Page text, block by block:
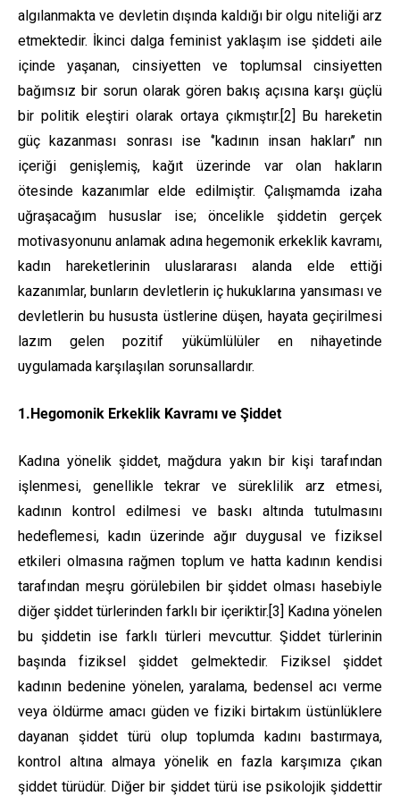
algılanmakta ve devletin dışında kaldığı bir olgu niteliği arz
etmektedir. İkinci dalga feminist yaklaşım ise şiddeti aile
içinde yaşanan, cinsiyetten ve toplumsal cinsiyetten
bağımsız bir sorun olarak gören bakış açısına karşı güçlü
bir politik eleştiri olarak ortaya çıkmıştır.[2] Bu hareketin
güç kazanması sonrası ise ‘’kadının insan hakları’’ nın
içeriği genişlemiş, kağıt üzerinde var olan hakların
ötesinde kazanımlar elde edilmiştir. Çalışmamda izaha
uğraşacağım hususlar ise; öncelikle şiddetin gerçek
motivasyonunu anlamak adına hegemonik erkeklik kavramı,
kadın hareketlerinin uluslararası alanda elde ettiği
kazanımlar, bunların devletlerin iç hukuklarına yansıması ve
devletlerin bu hususta üstlerine düşen, hayata geçirilmesi
lazım gelen pozitif yükümlülüler en nihayetinde
uygulamada karşılaşılan sorunsallardır.
1.Hegomonik Erkeklik Kavramı ve Şiddet
Kadına yönelik şiddet, mağdura yakın bir kişi tarafından
işlenmesi, genellikle tekrar ve süreklilik arz etmesi,
kadının kontrol edilmesi ve baskı altında tutulmasını
hedeflemesi, kadın üzerinde ağır duygusal ve fiziksel
etkileri olmasına rağmen toplum ve hatta kadının kendisi
tarafından meşru görülebilen bir şiddet olması hasebiyle
diğer şiddet türlerinden farklı bir içeriktir.[3] Kadına yönelen
bu şiddetin ise farklı türleri mevcuttur. Şiddet türlerinin
başında fiziksel şiddet gelmektedir. Fiziksel şiddet
kadının bedenine yönelen, yaralama, bedensel acı verme
veya öldürme amacı güden ve fiziki birtakım üstünlüklere
dayanan şiddet türü olup toplumda kadını bastırmaya,
kontrol altına almaya yönelik en fazla karşımıza çıkan
şiddet türüdür. Diğer bir şiddet türü ise psikolojik şiddettir